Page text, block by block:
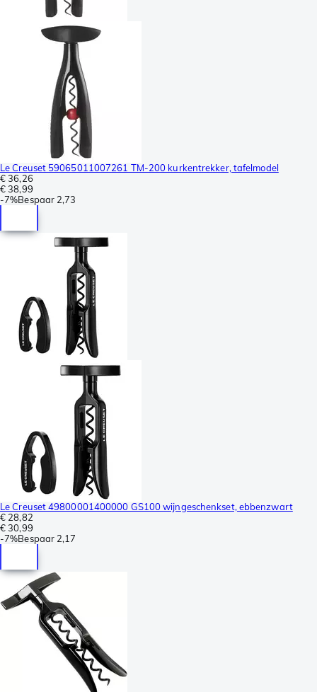
Le Creuset 59065011007261 TM-200 kurkentrekker, tafelmodel
€ 36,26
€ 38,99
-7%Bespaar 2,73
Le Creuset 49800001400000 GS100 wijngeschenkset, ebbenzwart
€ 28,82
€ 30,99
-7%Bespaar 2,17